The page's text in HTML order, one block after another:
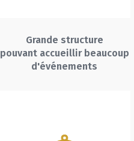
Grande structure
pouvant accueillir beaucoup
d'événements